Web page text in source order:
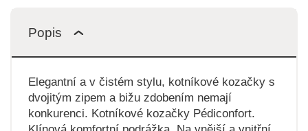
Popis
Elegantní a v čistém stylu, kotníkové kozačky s
dvojitým zipem a bižu zdobením nemají
konkurenci. Kotníkové kozačky Pédiconfort.